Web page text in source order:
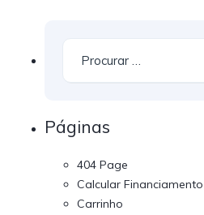
Páginas
404 Page
Calcular Financiamento
Carrinho